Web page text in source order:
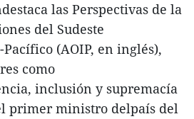
las Perspectivas de la
del Sudeste
(AOIP, en inglés),
como
inclusión y supremacía
primer ministro delpaís del